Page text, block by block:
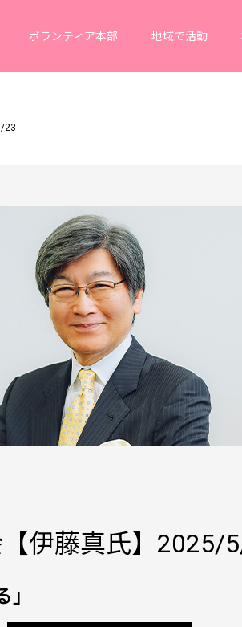
ボランティア本部 地域で活動
23
伊藤真氏】2025/